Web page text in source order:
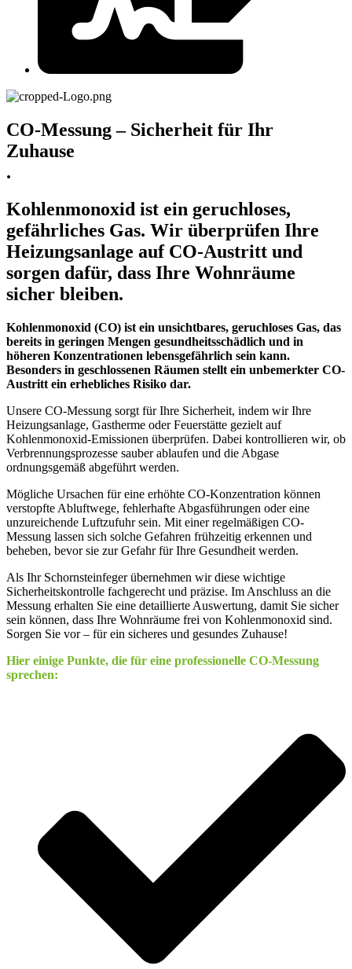
CO-Messung – Sicherheit für Ihr
Zuhause
.
Kohlenmonoxid ist ein geruchloses,
gefährliches Gas. Wir überprüfen Ihre
Heizungsanlage auf CO-Austritt und
sorgen dafür, dass Ihre Wohnräume
sicher bleiben.
Kohlenmonoxid (CO) ist ein unsichtbares, geruchloses Gas, das
bereits in geringen Mengen gesundheitsschädlich und in
höheren Konzentrationen lebensgefährlich sein kann.
Besonders in geschlossenen Räumen stellt ein unbemerkter CO-
Austritt ein erhebliches Risiko dar.
Unsere CO-Messung sorgt für Ihre Sicherheit, indem wir Ihre
Heizungsanlage, Gastherme oder Feuerstätte gezielt auf
Kohlenmonoxid-Emissionen überprüfen. Dabei kontrollieren wir, ob
Verbrennungsprozesse sauber ablaufen und die Abgase
ordnungsgemäß abgeführt werden.
Mögliche Ursachen für eine erhöhte CO-Konzentration können
verstopfte Abluftwege, fehlerhafte Abgasführungen oder eine
unzureichende Luftzufuhr sein. Mit einer regelmäßigen CO-
Messung lassen sich solche Gefahren frühzeitig erkennen und
beheben, bevor sie zur Gefahr für Ihre Gesundheit werden.
Als Ihr Schornsteinfeger übernehmen wir diese wichtige
Sicherheitskontrolle fachgerecht und präzise. Im Anschluss an die
Messung erhalten Sie eine detaillierte Auswertung, damit Sie sicher
sein können, dass Ihre Wohnräume frei von Kohlenmonoxid sind.
Sorgen Sie vor – für ein sicheres und gesundes Zuhause!
Hier einige Punkte, die für eine professionelle CO-Messung
sprechen: